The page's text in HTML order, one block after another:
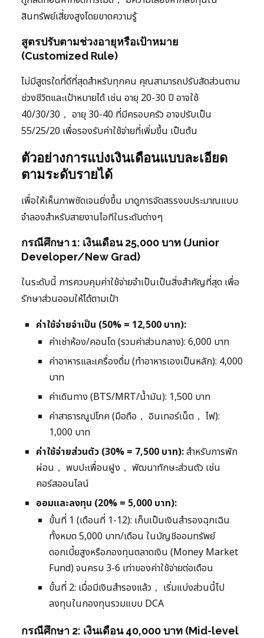
สินทรัพย์เสี่ยงสูงโดยขาดความรู้
สูตรปรับตามช่วงอายุหรือเป้าหมาย
(Customized Rule)
ไม่มีสูตรใดที่ดีที่สุดสำหรับทุกคน คุณสามารถปรับสัดส่วนตาม
ช่วงชีวิตและเป้าหมายได้ เช่น อายุ 20-30 ปี อาจใช้
40/30/30， อายุ 30-40 ที่มีครอบครัว อาจปรับเป็น
55/25/20 เพื่อรองรับค่าใช้จ่ายที่เพิ่มขึ้น เป็นต้น
ตัวอย่างการแบ่งเงินเดือนแบบละเอียด
ตามระดับรายได้
เพื่อให้เห็นภาพชัดเจนยิ่งขึ้น มาดูการจัดสรรงบประมาณแบบ
จำลองสำหรับสายงานไอทีในระดับต่างๆ
กรณีศึกษา 1: เงินเดือน 25,000 บาท (Junior
Developer/New Grad)
ในระดับนี้ การควบคุมค่าใช้จ่ายจำเป็นเป็นสิ่งสำคัญที่สุด เพื่อ
รักษาส่วนออมให้ได้ตามเป้า
ค่าใช้จ่ายจำเป็น (50% = 12,500 บาท):
ค่าเช่าห้อง/คอนโด (รวมค่าส่วนกลาง): 6,000 บาท
ค่าอาหารและเครื่องดื่ม (ทำอาหารเองเป็นหลัก): 4,000
บาท
ค่าเดินทาง (BTS/MRT/น้ำมัน): 1,500 บาท
ค่าสาธารณูปโภค (มือถือ， อินเทอร์เน็ต， ไฟ):
1,000 บาท
ค่าใช้จ่ายส่วนตัว (30% = 7,500 บาท):สำหรับการพัก
ผ่อน， พบปะเพื่อนฝูง， พัฒนาทักษะส่วนตัว เช่น
คอร์สออนไลน์
ออมและลงทุน (20% = 5,000 บาท):
ขั้นที่ 1 (เดือนที่ 1-12): เก็บเป็นเงินสำรองฉุกเฉิน
ทั้งหมด 5,000 บาท/เดือน ในบัญชีออมทรัพย์
ดอกเบี้ยสูงหรือกองทุนตลาดเงิน (Money Market
Fund) จนครบ 3-6 เท่าของค่าใช้จ่ายต่อเดือน
ขั้นที่ 2: เมื่อมีเงินสำรองแล้ว， เริ่มแบ่งส่วนนี้ไป
ลงทุนในกองทุนรวมแบบ DCA
กรณีศึกษา 2: เงินเดือน 40,000 บาท (Mid-level